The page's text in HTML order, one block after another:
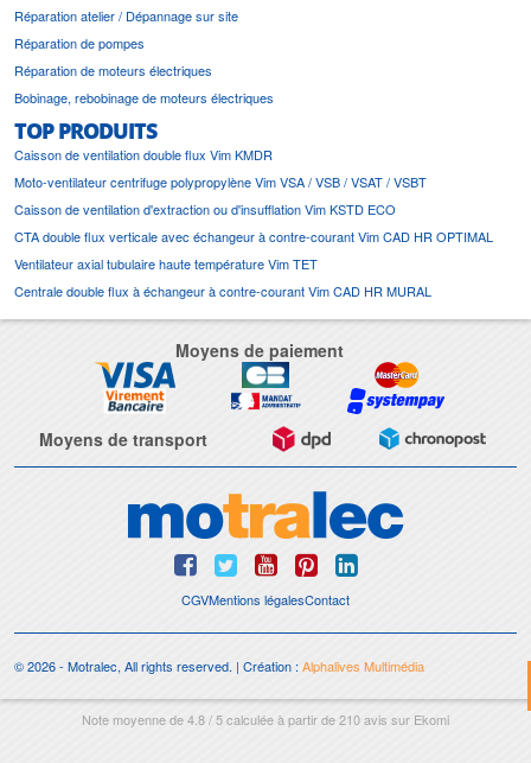
Réparation atelier / Dépannage sur site
Réparation de pompes
Réparation de moteurs électriques
Bobinage, rebobinage de moteurs électriques
TOP PRODUITS
Caisson de ventilation double flux Vim KMDR
Moto-ventilateur centrifuge polypropylène Vim VSA / VSB / VSAT / VSBT
Caisson de ventilation d'extraction ou d'insufflation Vim KSTD ECO
CTA double flux verticale avec échangeur à contre-courant Vim CAD HR OPTIMAL
Ventilateur axial tubulaire haute température Vim TET
Centrale double flux à échangeur à contre-courant Vim CAD HR MURAL
Moyens de paiement
Moyens de transport
CGVMentions légalesContact
© 2026 - Motralec, All rights reserved. | Création :Alphalives Multimédia
Note moyenne de4.8/5calculée à partir de210avis sur Ekomi